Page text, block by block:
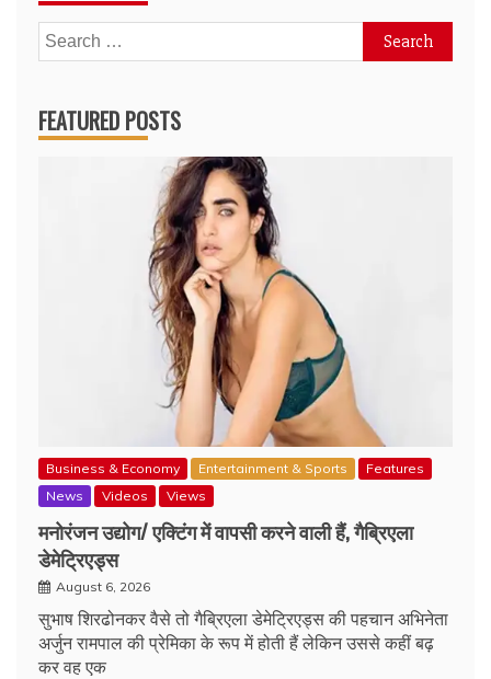
Search
for:
FEATURED POSTS
Business & Economy Entertainment & Sports
Features
News
Videos Views
मनोरंजन उद्योग/ एक्टिंग में वापसी करने वाली हैं, गैब्रिएला
डेमेट्रिएड्स
August 6, 2026
सुभाष शिरढोनकर वैसे तो गैब्रिएला डेमेट्रिएड्स की पहचान अभिनेता
अर्जुन रामपाल की प्रेमिका के रूप में होती हैं लेकिन उससे कहीं बढ़
कर वह एक